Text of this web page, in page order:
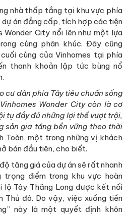
nhà thấp tầng tại khu vực phía
dự án đẳng cấp, tích hợp các tiện
Wonder City nổi lên như một lựa
cùng phân khúc. Đây cũng
cùng của Vinhomes tại phía
thanh khoản lập tức bùng nổ
cư dân phía Tây tiêu chuẩn sống
Wonder City còn là cơ
tụ đầy đủ những lợi thế vượt trội,
sản gia tăng bền vững theo thời
Toàn, một trong những vị khách
bán đầu tiên, cho biết.
tăng giá của dự án sẽ rất nhanh
điểm trong khu vực hoàn
Tây Thăng Long được kết nối
Thủ đô. Do vậy, việc xuống tiền
này là một quyết định khôn